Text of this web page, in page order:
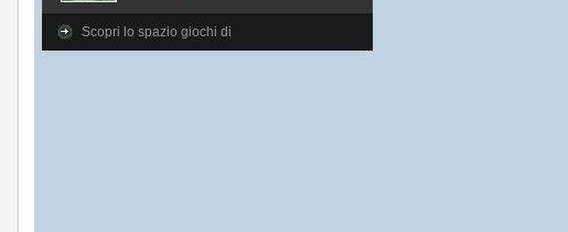
Scopri lo spazio giochi di